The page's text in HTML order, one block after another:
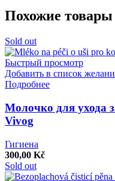
Похожие товары
Sold out
Быстрый просмотр
Добавить в список
Подробнее
Молочко для ухода
Vivog
Гигиена
300,00 Kč
Sold out